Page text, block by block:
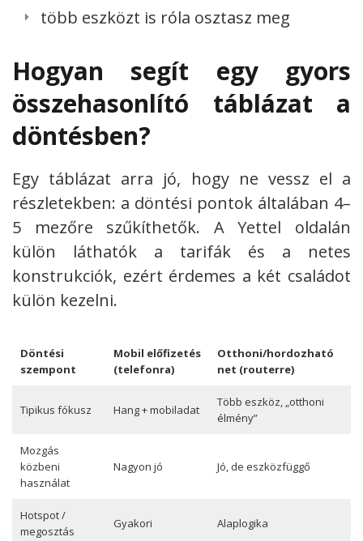
több eszközt is róla osztasz meg
Hogyan segít egy gyors
összehasonlító táblázat a
döntésben?
Egy táblázat arra jó, hogy ne vessz el a
részletekben: a döntési pontok általában 4–
5 mezőre szűkíthetők. A Yettel oldalán
külön láthatók a tarifák és a netes
konstrukciók, ezért érdemes a két családot
külön kezelni.
Döntési
szempont
Mobil előfizetés
(telefonra)
Otthoni/hordozható
net (routerre)
Tipikus fókusz Hang + mobiladat
Több eszköz, „otthoni
élmény”
Mozgás
közbeni
használat
Nagyon jó Jó, de eszközfüggő
Hotspot /
megosztás
Gyakori Alaplogika